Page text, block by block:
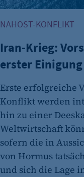
NAHOST-KONFLIKT
Iran-Krieg:
erster Einigung
Erste erfolgreiche
Konflikt werden
hin zu einer
Weltwirtschaft
sofern die in
von Hormus
und sich die Lage